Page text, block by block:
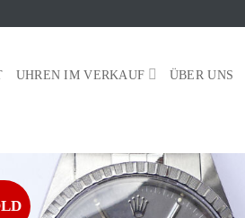
UHREN IM VERKAUF ÜBER UNS